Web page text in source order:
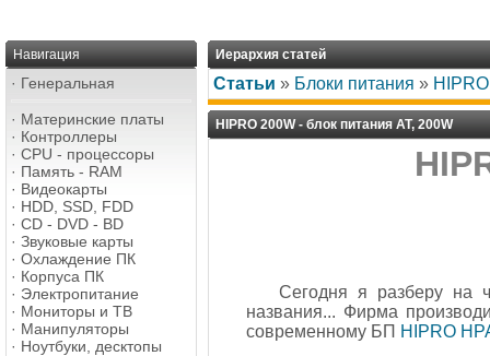
Навигация
· Генеральная
· Материнские платы
· Контроллеры
· CPU - процессоры
· Память - RAM
· Видеокарты
· HDD, SSD, FDD
· CD - DVD - BD
· Звуковые карты
· Охлаждение ПК
· Корпуса ПК
· Электропитание
· Мониторы и ТВ
· Манипуляторы
· Ноутбуки, десктопы
Иерархия статей
Статьи » Блоки питания »
HIPRO 200W - блок питания AT, 200W
Сегодня я разберу на
названия... Фирма
современному БП HIPRO